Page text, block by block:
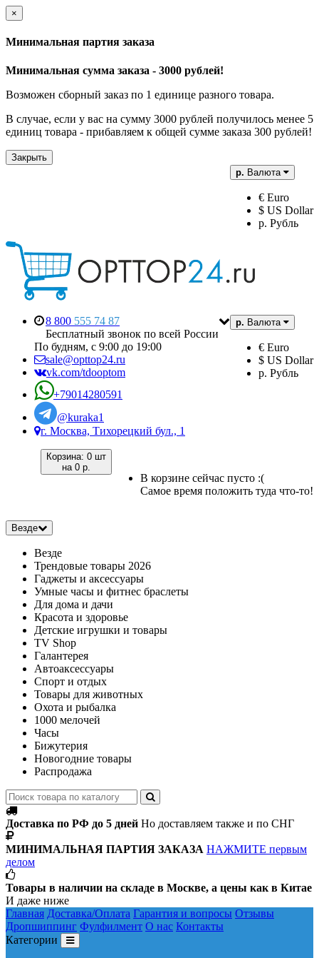
×
Минимальная партия заказа
Минимальная сумма заказа - 3000 рублей!
Возможен сборный заказ по 1 единице разного товара.
В случае, если у вас на сумму 3000 рублей получилось менее 5
единиц товара - прибавляем к общей сумме заказа 300 рублей!
Закрыть
р. Валюта
€ Euro
$ US Dollar
р. Рубль
р. Валюта
€ Euro
$ US Dollar
р. Рубль
8 800 555 74 87
Бесплатный звонок по всей России
По будням, с 9:00 до 19:00
sale@opttop24.ru
vk.com/tdooptom
+79014280591
@kuraka1
г. Москва, Тихорецкий бул., 1
Корзина: 0 шт
на 0 р.
В корзине сейчас пусто :(
Самое время положить туда что-то!
Везде
Везде
Трендовые товары 2026
Гаджеты и аксессуары
Умные часы и фитнес браслеты
Для дома и дачи
Красота и здоровье
Детские игрушки и товары
TV Shop
Галантерея
Автоаксессуары
Спорт и отдых
Товары для животных
Охота и рыбалка
1000 мелочей
Часы
Бижутерия
Новогодние товары
Распродажа
Доставка по РФ до 5 дней Но доставляем также и по СНГ
МИНИМАЛЬНАЯ ПАРТИЯ ЗАКАЗА НАЖМИТЕ первым
делом
Товары в наличии на складе в Москве, а цены как в Китае
И даже ниже
Главная Доставка/Оплата Гарантия и вопросы Отзывы
Дропшиппинг Фулфилмент О нас Контакты
Категории